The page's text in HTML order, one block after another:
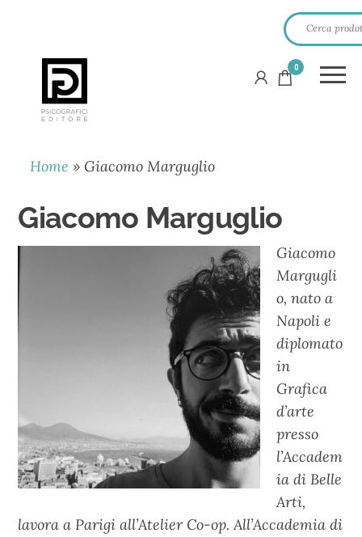
PSICOGRAFICI
EDITORE
0
Home » Giacomo Marguglio
Giacomo Marguglio
Giacomo
Margugli
o, nato a
Napoli e
diplomato
in
Grafica
d’arte
presso
l’Accadem
ia di Belle
Arti,
lavora a Parigi all’Atelier Co-op. All’Accademia di